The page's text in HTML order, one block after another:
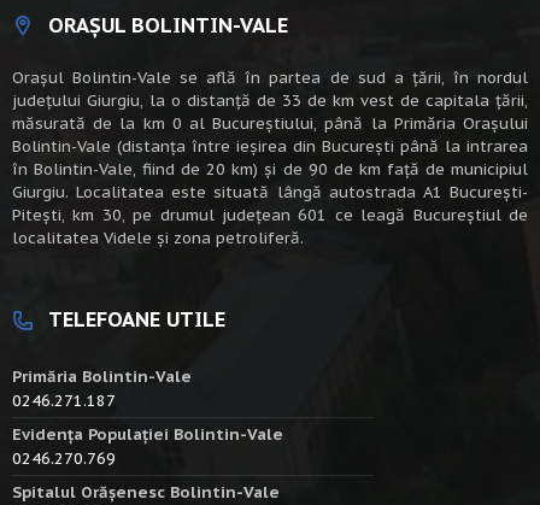
ORAȘUL BOLINTIN-VALE
Oraşul Bolintin-Vale se află în partea de sud a ţării, în nordul
judeţului Giurgiu, la o distanţă de 33 de km vest de capitala țării,
măsurată de la km 0 al Bucureștiului, până la Primăria Orașului
Bolintin-Vale (distanța între ieșirea din București până la intrarea
în Bolintin-Vale, fiind de 20 km) şi de 90 de km faţă de municipiul
Giurgiu. Localitatea este situată lângă autostrada A1 Bucureşti-
Piteşti, km 30, pe drumul judeţean 601 ce leagă Bucureştiul de
localitatea Videle şi zona petroliferă.
TELEFOANE UTILE
Primăria Bolintin-Vale
0246.271.187
Evidența Populației Bolintin-Vale
0246.270.769
Spitalul Orășenesc Bolintin-Vale